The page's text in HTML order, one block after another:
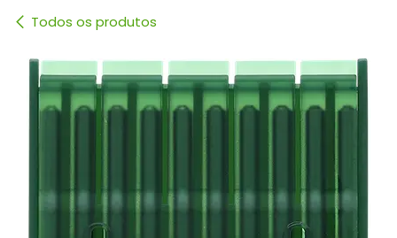
Todos os produtos